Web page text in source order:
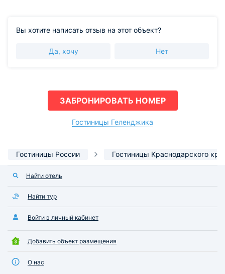
Вы хотите написать отзыв на этот объект?
Да, хочу Нет
ЗАБРОНИРОВАТЬ НОМЕР
Гостиницы Геленджика
Гостиницы России Гостиницы Краснодарского
Найти отель
Найти тур
Войти в личный кабинет
Добавить объект размещения
О нас